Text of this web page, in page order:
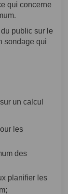
qui concerne
public sur le
sondage qui
un calcul
les
des
planifier les